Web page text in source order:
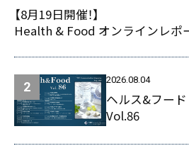
【8月19日開催！】
Health & Food オンラインレポ
2026.08.04
ヘルス&フー
Vol.86